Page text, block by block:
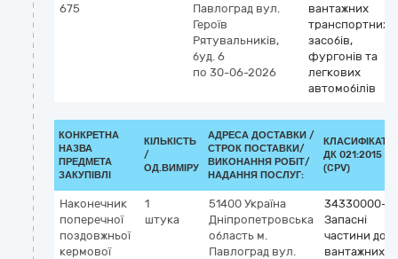
675
Павлоград вул.
Героїв
Рятувальників,
буд. 6
по 30-06-2026
вантажних
транспортних
засобів,
фургонів та
легкових
автомобілів
КОНКРЕТНА
НАЗВА
ПРЕДМЕТА
ЗАКУПІВЛІ
КІЛЬКІСТЬ
/
ОД.ВИМІРУ
АДРЕСА ДОСТАВКИ /
СТРОК ПОСТАВКИ/
ВИКОНАННЯ РОБІТ/
НАДАННЯ ПОСЛУГ:
ДК 021:2015
(CPV)
Наконечник
поперечної
поздовжньої
кермової
1
штука
51400 Україна
Дніпропетровська
область м.
Павлоград вул.
34330000-9
Запасні
частини до
вантажних